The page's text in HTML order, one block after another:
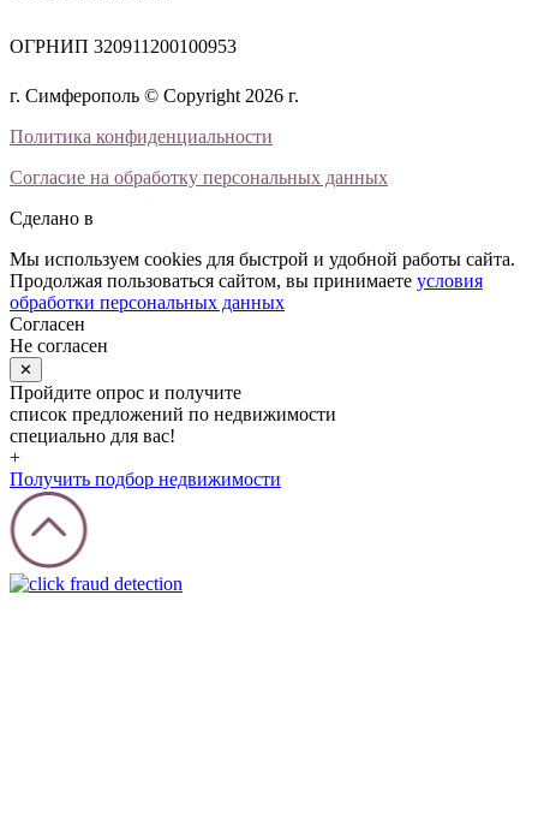
ОГРНИП 320911200100953
г. Симферополь © Copyright 2026 г.
Политика конфиденциальности
Согласие на обработку персональных данных
Сделано в
Мы используем cookies для быстрой и удобной работы сайта.
Продолжая пользоваться сайтом, вы принимаете условия
обработки персональных данных
Согласен
Не согласен
✕
Пройдите опрос и получите
список предложений по недвижимости
специально для вас!
+
Получить подбор недвижимости